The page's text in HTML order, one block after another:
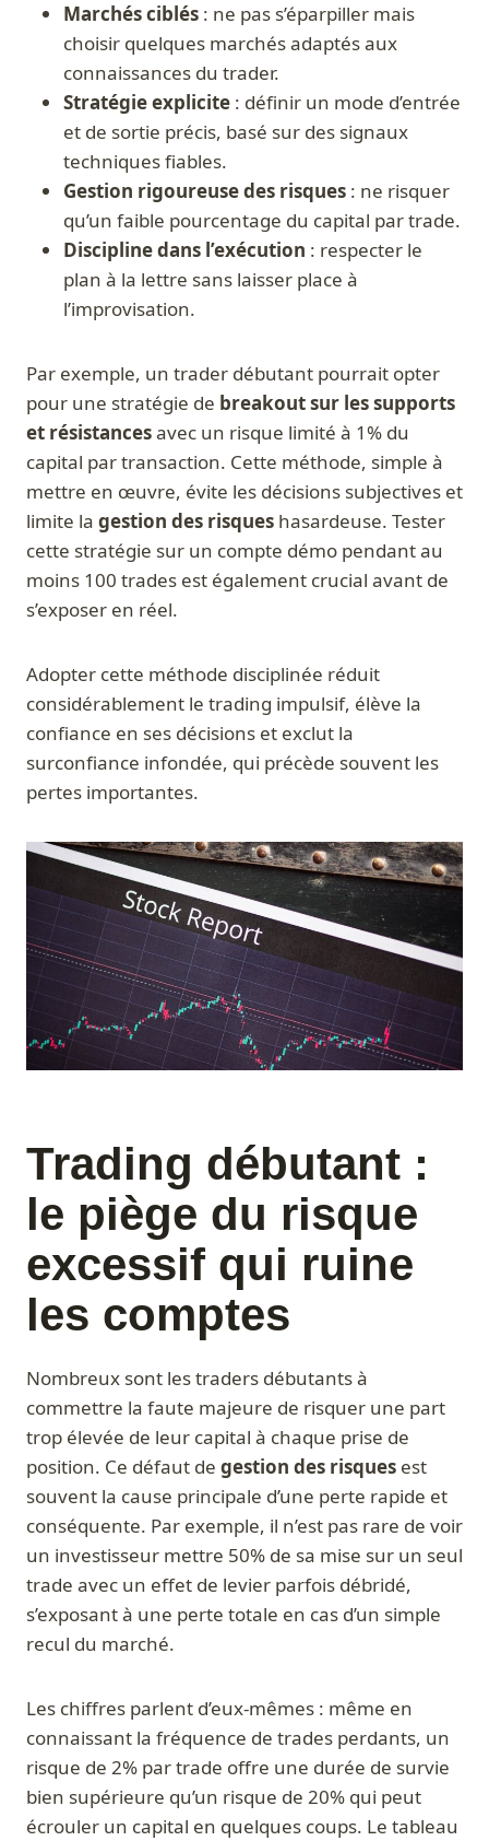
Marchés ciblés : ne pas s’éparpiller mais
choisir quelques marchés adaptés aux
connaissances du trader.
Stratégie explicite : définir un mode d’entrée
et de sortie précis, basé sur des signaux
techniques fiables.
Gestion rigoureuse des risques : ne risquer
qu’un faible pourcentage du capital par trade.
Discipline dans l’exécution : respecter le
plan à la lettre sans laisser place à
l’improvisation.
Par exemple, un trader débutant pourrait opter
pour une stratégie de breakout sur les supports
et résistancesavec un risque limité à 1% du
capital par transaction. Cette méthode, simple à
mettre en œuvre, évite les décisions subjectives et
limite la gestion des risques hasardeuse. Tester
cette stratégie sur un compte démo pendant au
moins 100 trades est également crucial avant de
s’exposer en réel.
Adopter cette méthode disciplinée réduit
considérablement le trading impulsif, élève la
confiance en ses décisions et exclut la
surconfiance infondée, qui précède souvent les
pertes importantes.
Trading débutant :
le piège du risque
excessif qui ruine
les comptes
Nombreux sont les traders débutants à
commettre la faute majeure de risquer une part
trop élevée de leur capital à chaque prise de
position. Ce défaut de gestion des risques est
souvent la cause principale d’une perte rapide et
conséquente. Par exemple, il n’est pas rare de voir
un investisseur mettre 50% de sa mise sur un seul
trade avec un effet de levier parfois débridé,
s’exposant à une perte totale en cas d’un simple
recul du marché.
Les chiffres parlent d’eux-mêmes : même en
connaissant la fréquence de trades perdants, un
risque de 2% par trade offre une durée de survie
bien supérieure qu’un risque de 20% qui peut
écrouler un capital en quelques coups. Le tableau